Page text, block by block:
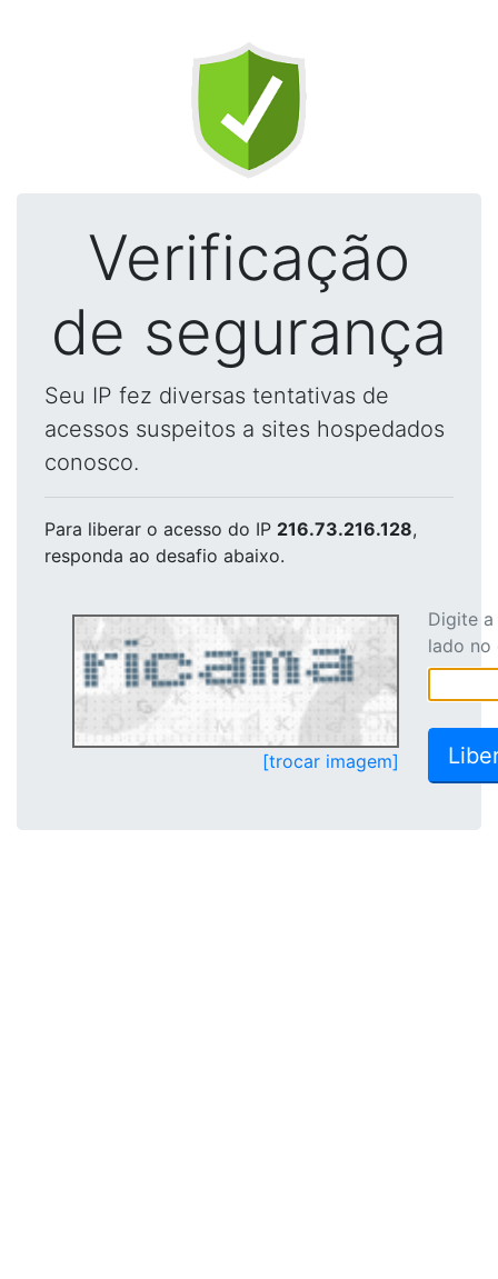
Verificação
de segurança
Seu IP fez diversas tentativas de
acessos suspeitos a sites hospedados
conosco.
Para liberar o acesso do IP 216.73.216.128,
responda ao desafio abaixo.
[trocar imagem]
Digite
lado no